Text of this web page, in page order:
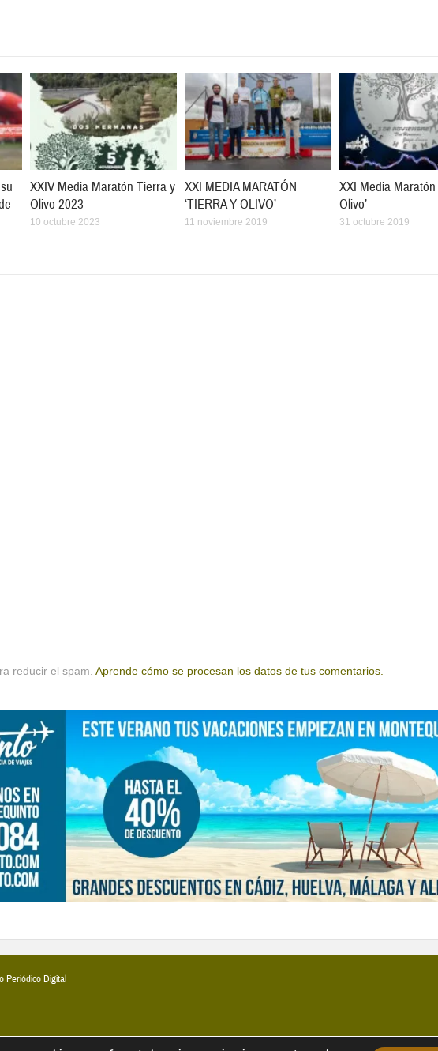
XXIV Media Maratón Tierra y
Olivo 2023
10 octubre 2023
XXI MEDIA MARATÓN
‘TIERRA Y OLIVO’
11 noviembre 2019
XXI Media Maratón
Olivo’
31 octubre 2019
reducir el spam. Aprende cómo se procesan los datos de tus comentarios.
Periódico Digital